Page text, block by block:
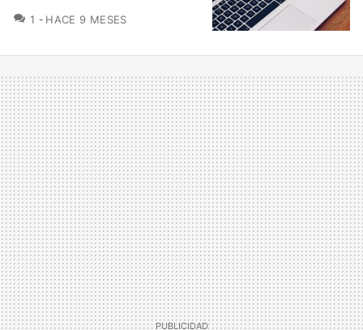
1 COMENTARIOS
HACE 9 MESES